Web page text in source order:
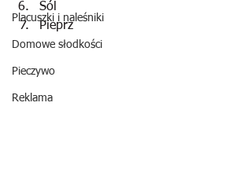
Placuszki i naleśniki
Domowe słodkości
Pieczywo
Reklama
Sól
Pieprz